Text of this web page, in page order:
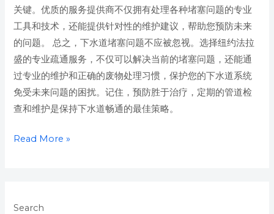
关键。优质的服务提供商不仅拥有处理各种堵塞问题的专业
工具和技术，还能提供针对性的维护建议，帮助您预防未来
的问题。 总之，下水道堵塞问题不应被忽视。选择纽约法拉
盛的专业疏通服务，不仅可以解决当前的堵塞问题，还能通
过专业的维护和正确的废物处理习惯，保护您的下水道系统
免受未来问题的困扰。记住，预防胜于治疗，定期的管道检
查和维护是保持下水道畅通的最佳策略。
Read More »
Search